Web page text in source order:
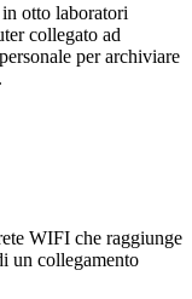
otto laboratori
collegato ad
per archiviare
WIFI che raggiunge
un collegamento